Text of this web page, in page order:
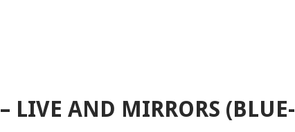
LIVE AND MIRRORS (BLUE-